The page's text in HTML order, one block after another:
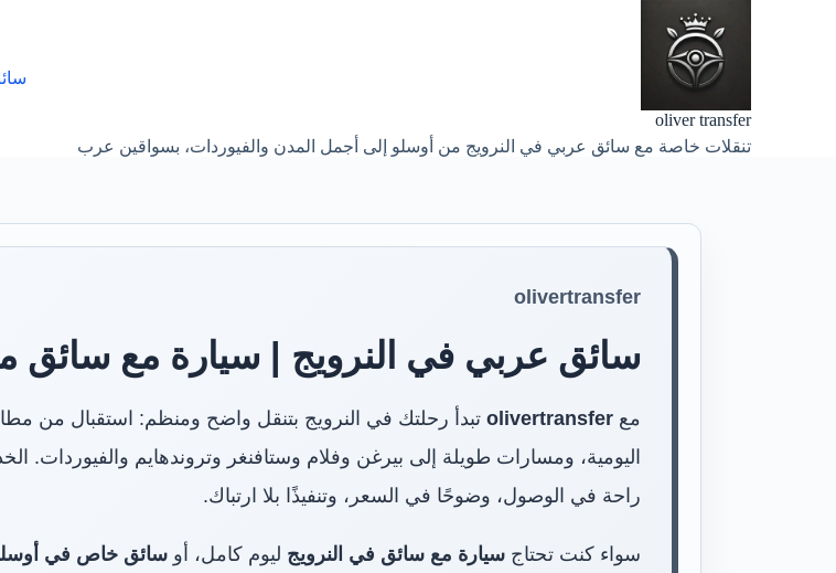
oliver transfer
تنقلات خاصة مع سائق عربي في النرويج من أوسلو إلى أجمل المدن والفيوردات، بسواقين عرب
olivertransfer
سائق عربي في النرويج | سيارة مع سائق
مع olivertransfer تبدأ رحلتك في النرويج بتنقل واضح ومنظم: استقبال من
اليومية، ومسارات طويلة إلى بيرغن وفلام وستافنغر وتروندهايم والفيوردات.
راحة في الوصول، وضوحًا في السعر، وتنفيذًا بلا ارتباك.
سواء كنت تحتاج سيارة مع سائق في النرويج ليوم كامل، أو سائق خاص في